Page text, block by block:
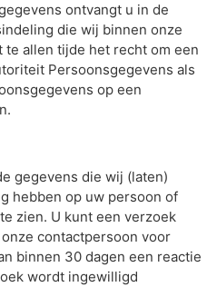
ontvangt u in de
die wij binnen onze
te allen tijde het recht om een
Persoonsgegevens als
op een
gegevens die wij (laten)
hebben op uw persoon of
zien. U kunt een verzoek
contactpersoon voor
binnen 30 dagen een reactie
wordt ingewilligd